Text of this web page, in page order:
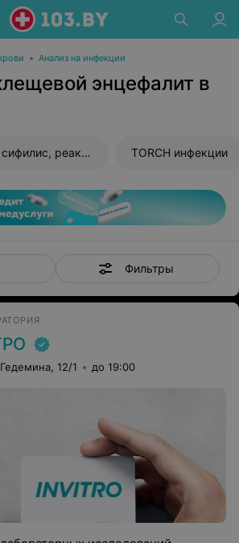
• Анализ на инфекции
энцефалит в
Анализ крови на сифилис, реакция Вассермана (RW) TORCH инфекции
Фильтры
12/1 до 19:00